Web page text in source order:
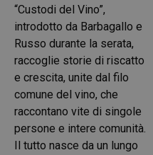
“Custodi del Vino”,
introdotto da Barbagallo e
Russo durante la serata,
raccoglie storie di riscatto
e crescita, unite dal filo
comune del vino, che
raccontano vite di singole
persone e intere comunità.
Il tutto nasce da un lungo